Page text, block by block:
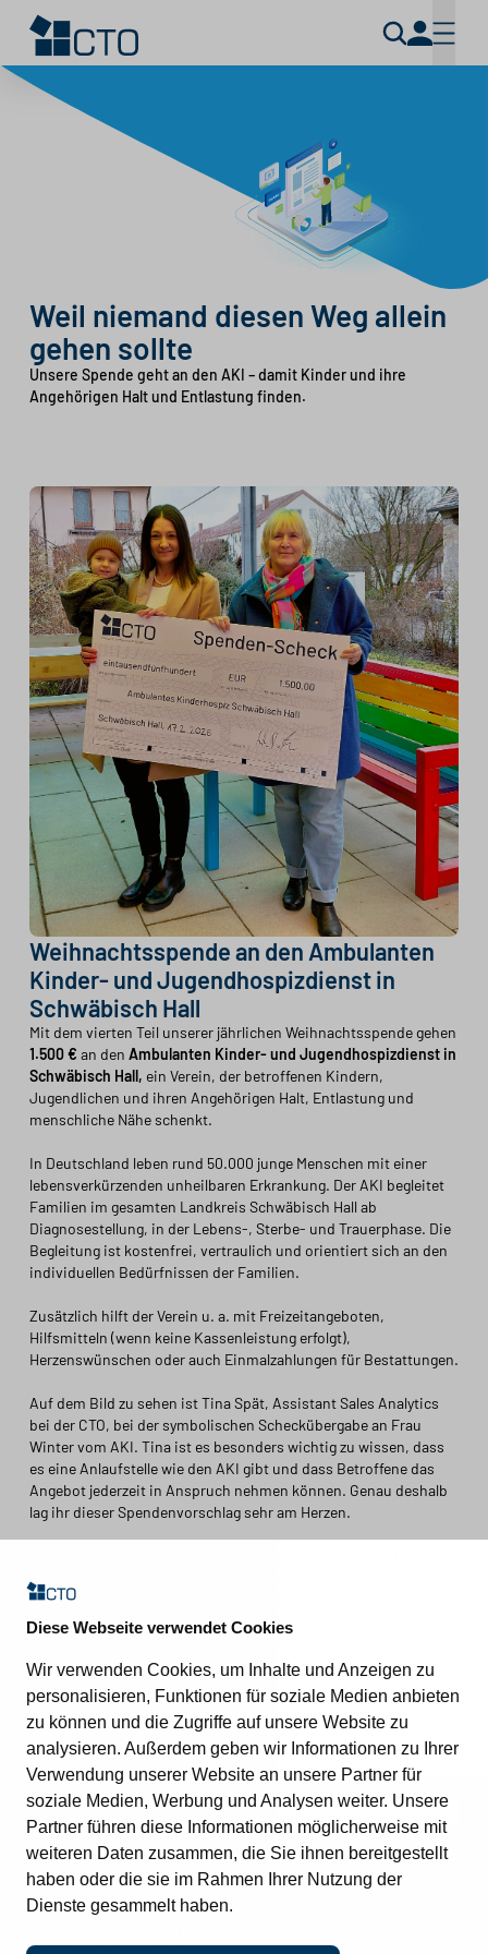
Diese Webseite verwendet Cookies
Wir verwenden Cookies, um Inhalte und Anzeigen zu
personalisieren, Funktionen für soziale Medien anbieten
zu können und die Zugriffe auf unsere Website zu
analysieren. Außerdem geben wir Informationen zu Ihrer
Verwendung unserer Website an unsere Partner für
soziale Medien, Werbung und Analysen weiter. Unsere
Partner führen diese Informationen möglicherweise mit
weiteren Daten zusammen, die Sie ihnen bereitgestellt
haben oder die sie im Rahmen Ihrer Nutzung der
Dienste gesammelt haben.
Weil niemand diesen Weg allein
gehen sollte
Unsere Spende geht an den AKI – damit Kinder und ihre
Angehörigen Halt und Entlastung finden.
Weihnachtsspende an den Ambulanten
Kinder- und Jugendhospizdienst in
Schwäbisch Hall
Mit dem vierten Teil unserer jährlichen Weihnachtsspende gehen
1.500 € an den Ambulanten Kinder- und Jugendhospizdienst in
Schwäbisch Hall, ein Verein, der betroffenen Kindern,
Jugendlichen und ihren Angehörigen Halt, Entlastung und
menschliche Nähe schenkt.
In Deutschland leben rund 50.000 junge Menschen mit einer
lebensverkürzenden unheilbaren Erkrankung. Der AKI begleitet
Familien im gesamten Landkreis Schwäbisch Hall ab
Diagnosestellung, in der Lebens-, Sterbe- und Trauerphase. Die
Begleitung ist kostenfrei, vertraulich und orientiert sich an den
individuellen Bedürfnissen der Familien.
Zusätzlich hilft der Verein u. a. mit Freizeitangeboten,
Hilfsmitteln (wenn keine Kassenleistung erfolgt),
Herzenswünschen oder auch Einmalzahlungen für Bestattungen.
Auf dem Bild zu sehen ist Tina Spät, Assistant Sales Analytics
bei der CTO, bei der symbolischen Scheckübergabe an Frau
Winter vom AKI. Tina ist es besonders wichtig zu wissen, dass
es eine Anlaufstelle wie den AKI gibt und dass Betroffene das
Angebot jederzeit in Anspruch nehmen können. Genau deshalb
lag ihr dieser Spendenvorschlag sehr am Herzen.
Familien in schweren Zeiten nicht alleine sind und
Unterstützung bekommen, die wirklich ankommt.
Kontakt
CTO Balzuweit GmbH
Lautlinger Weg 3
70567 Stuttgart
Support:+49 711 718639 222